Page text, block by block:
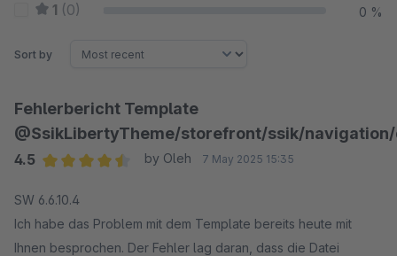
1 (0) 0 %
Sort by
Fehlerbericht Template
@SsikLibertyTheme/storefront/ssik/
4.5
by Oleh 7 May 2025 15:35
SW 6.6.10.4
Ich habe das Problem mit dem Template bereits heute mit
Ihnen besprochen. Der Fehler lag daran, dass die Datei